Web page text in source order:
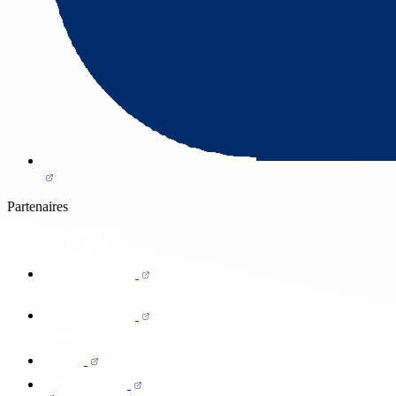
Partenaires